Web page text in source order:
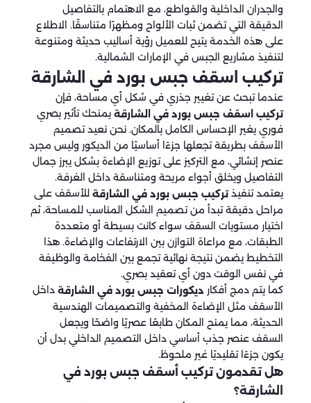
والجدران الداخلية والقواطع، مع الاهتمام بالتفاصيل
الدقيقة التي تضمن ثبات الألواح ومظهرًا متناسقًا. الاطلاع
على هذه الخدمة يتيح للعميل رؤية أساليب حديثة ومتنوعة
لتنفيذ مشاريع الجبس في الإمارات الشمالية.
تركيب اسقف جبس بورد في الشارقة
عندما تبحث عن تغيير جذري في شكل أي مساحة، فإن
تركيب اسقف جبس بورد في الشارقة يمنحك تأثير بصري
فوري يغير الإحساس الكامل بالمكان. نحن نعيد تصميم
الأسقف بطريقة تجعلها جزءًا أساسيًا من الديكور وليس مجرد
عنصر إنشائي، مع التركيز على توزيع الإضاءة بشكل يبرز جمال
التفاصيل ويخلق أجواء مريحة ومتناسقة داخل الغرفة.
يعتمد تنفيذتركيب جبس بورد في الشارقة للأسقف على
مراحل دقيقة تبدأ من تصميم الشكل المناسب للمساحة، ثم
اختيار مستويات السقف سواء كانت بسيطة أو متعددة
الطبقات، مع مراعاة التوازن بين الارتفاعات والإضاءة. هذا
التخطيط يضمن نتيجة نهائية تجمع بين الفخامة والوظيفة
في نفس الوقت دون أي تعقيد بصري.
كما يتم دمج أفكار ديكورات جبس بورد في الشارقة داخل
الأسقف مثل الإضاءة المخفية والتصميمات الهندسية
الحديثة، مما يمنح المكان طابعًا عصريًا واضحًا ويجعل
السقف عنصر جذب أساسي داخل التصميم الداخلي بدل أن
يكون جزءًا تقليديًا غير ملحوظ.
هل تقدمون تركيب أسقف جبس بورد في
الشارقة؟